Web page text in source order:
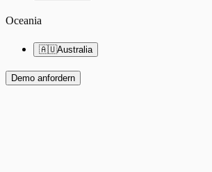
Oceania
🇦🇺Australia
Demo anfordern